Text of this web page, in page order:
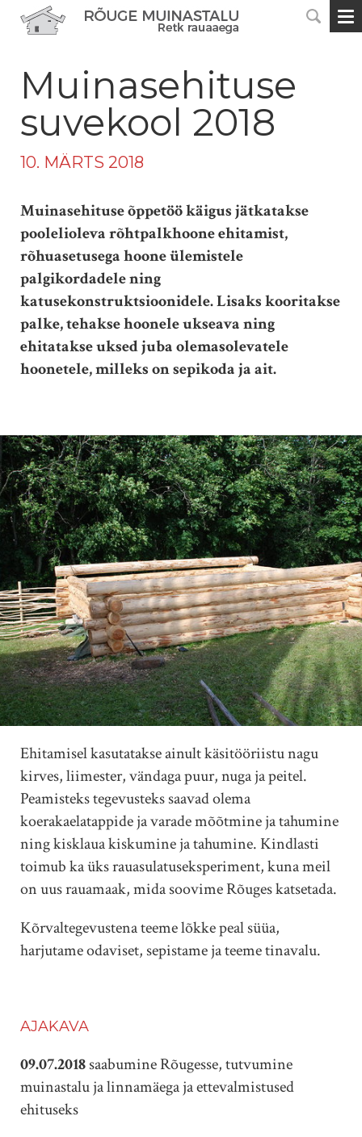
Muinasehituse
suvekool 2018
10. MÄRTS 2018
Muinasehituse õppetöö käigus jätkatakse
poolelioleva rõhtpalkhoone ehitamist,
rõhuasetusega hoone ülemistele
palgikordadele ning
katusekonstruktsioonidele. Lisaks kooritakse
palke, tehakse hoonele ukseava ning
ehitatakse uksed juba olemasolevatele
hoonetele, milleks on sepikoda ja ait.
Ehitamisel kasutatakse ainult käsitööriistu nagu
kirves, liimester, vändaga puur, nuga ja peitel.
Peamisteks tegevusteks saavad olema
koerakaelatappide ja varade mõõtmine ja tahumine
ning kisklaua kiskumine ja tahumine. Kindlasti
toimub ka üks rauasulatuseksperiment, kuna meil
on uus rauamaak, mida soovime Rõuges katsetada.
Kõrvaltegevustena teeme lõkke peal süüa,
harjutame odaviset, sepistame ja teeme tinavalu.
AJAKAVA
09.07.2018saabumine Rõugesse, tutvumine
muinastalu ja linnamäega ja ettevalmistused
ehituseks